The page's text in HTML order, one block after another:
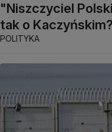
"Niszczyciel
tak o Kaczyńskim?
POLITYKA